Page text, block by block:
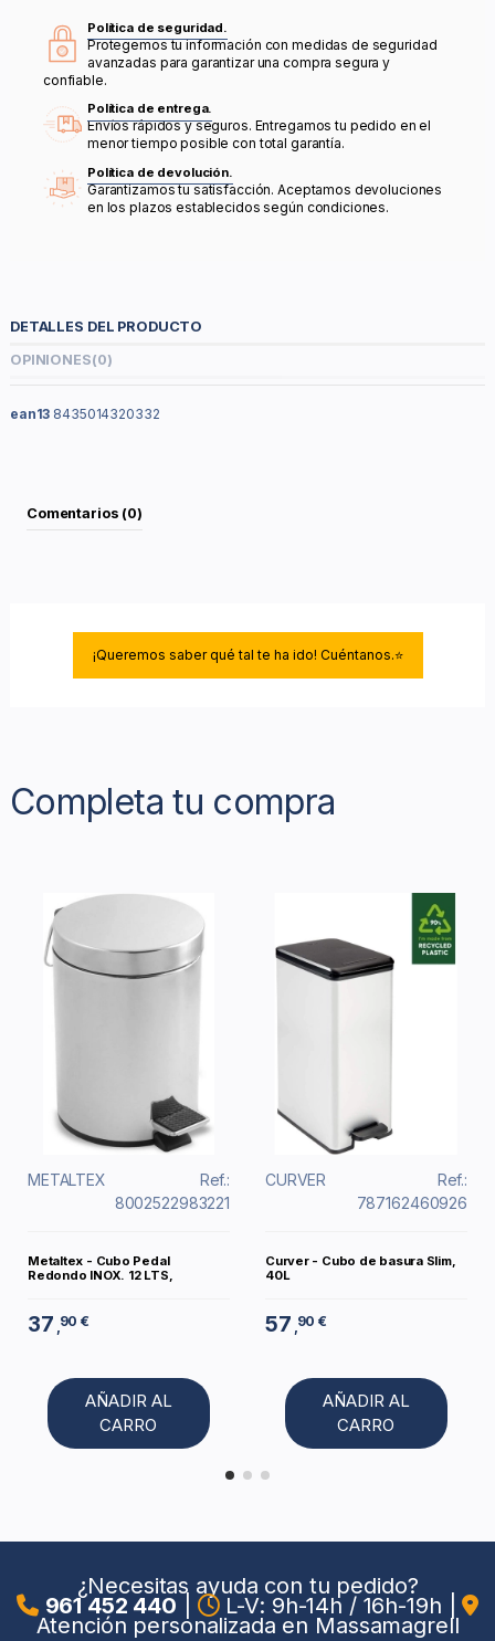
Política de seguridad.
Protegemos tu información con medidas de seguridad
avanzadas para garantizar una compra segura y
confiable.
Política de entrega.
Envíos rápidos y seguros. Entregamos tu pedido en el
menor tiempo posible con total garantía.
Política de devolución.
Garantizamos tu satisfacción. Aceptamos devoluciones
en los plazos establecidos según condiciones.
DETALLES DEL PRODUCTO
OPINIONES(0)
ean13 8435014320332
Comentarios (0)
¡Queremos saber qué tal te ha ido! Cuéntanos.⭐
Completa tu compra
METALTEX
Ref.:
8002522983221
Metaltex - Cubo Pedal
Redondo INOX. 12 LTS,
37 ,90 €
AÑADIR AL
CARRO
CURVER
Ref.:
787162460926
Curver - Cubo de basura Slim,
40L
57 ,90 €
AÑADIR AL
CARRO
¿Necesitas ayuda con tu pedido?
961 452 440 L-V: 9h-14h / 16h-19h
Atención personalizada en Massamagrell